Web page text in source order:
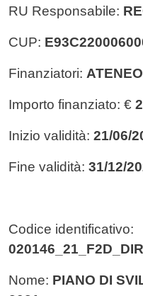
RU Responsabile:
CUP:
Finanziatori: ATENEO
Importo finanziato: €
Inizio validità: 21/06/
Fine validità: 31/12/
Codice identificativo:
Nome: PIANO DI